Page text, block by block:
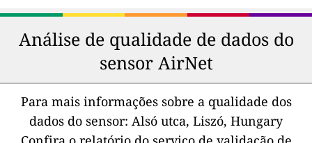
Análise de qualidade de dados do
sensor AirNet
Para mais informações sobre a qualidade dos
dados do sensor: Alsó utca, Liszó, Hungary